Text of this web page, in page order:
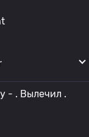
- . Вылечил .